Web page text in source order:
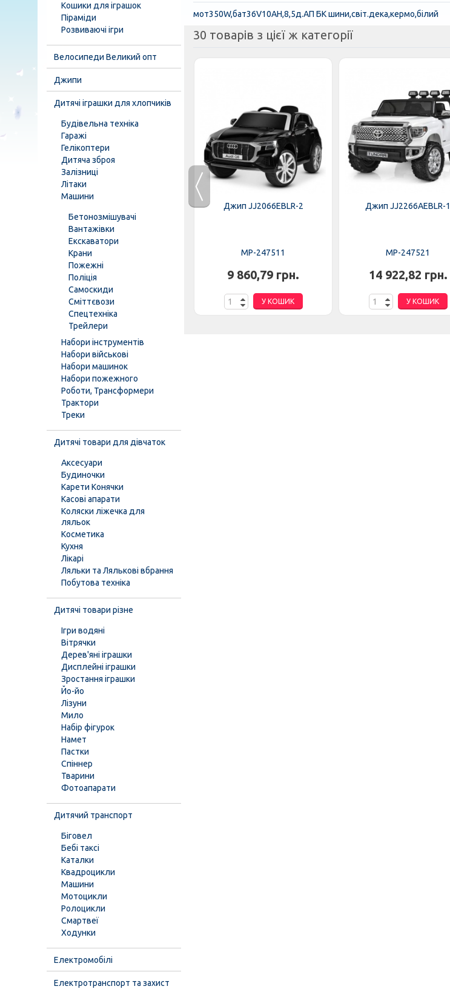
мот350W,бат36V10AH,8,5д.АП БК шини,світ.дека,кермо,білий
30 товарів з цієї ж категорії
8 446,37 грн.
Джип JJ2066EBLR-2
MP-247511
9 860,79 грн.
У КОШИК
Джип JJ2266AEBLR-1
MP-247521
14 922,82 грн.
У КОШИК
Кошики для іграшок
Піраміди
Розвиваючі ігри
Велосипеди Великий опт
Джипи
Дитячі іграшки для хлопчиків
Будівельна техніка
Гаражі
Гелікоптери
Дитяча зброя
Залізниці
Літаки
Машини
Бетонозмішувачі
Вантажівки
Екскаватори
Крани
Пожежні
Поліція
Самоскиди
Сміттєвози
Спецтехніка
Трейлери
Набори інструментів
Набори військові
Набори машинок
Набори пожежного
Роботи, Трансформери
Трактори
Треки
Дитячі товари для дівчаток
Аксесуари
Будиночки
Карети Конячки
Касові апарати
Коляски ліжечка для
ляльок
Косметика
Кухня
Лікарі
Ляльки та Лялькові вбрання
Побутова техніка
Дитячі товари різне
Ігри водяні
Вітрячки
Дерев'яні іграшки
Дисплейні іграшки
Зростання іграшки
Йо-йо
Лізуни
Мило
Набір фігурок
Намет
Пастки
Спіннер
Тварини
Фотоапарати
Дитячий транспорт
Біговел
Бебі таксі
Каталки
Квадроцикли
Машини
Мотоцикли
Ролоцикли
Смартвеї
Ходунки
Електромобілі
Електротранспорт та захист